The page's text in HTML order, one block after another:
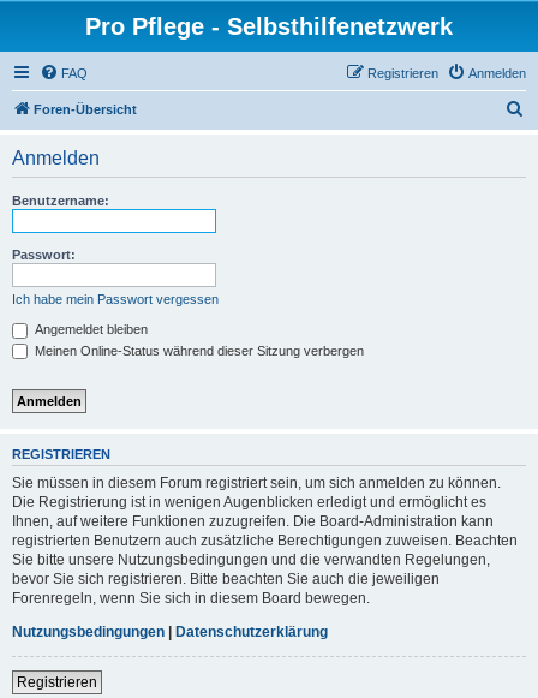
Pro Pflege - Selbsthilfenetzwerk
FAQ Anmelden
Registrieren
Foren-Übersicht
Anmelden
Benutzername:
Passwort:
Ich habe mein Passwort vergessen
Angemeldet bleiben
Meinen Online-Status während dieser Sitzung verbergen
REGISTRIEREN
Sie müssen in diesem Forum registriert sein, um sich anmelden zu können.
Die Registrierung ist in wenigen Augenblicken erledigt und ermöglicht es
Ihnen, auf weitere Funktionen zuzugreifen. Die Board-Administration kann
registrierten Benutzern auch zusätzliche Berechtigungen zuweisen. Beachten
Sie bitte unsere Nutzungsbedingungen und die verwandten Regelungen,
bevor Sie sich registrieren. Bitte beachten Sie auch die jeweiligen
Forenregeln, wenn Sie sich in diesem Board bewegen.
Nutzungsbedingungen | Datenschutzerklärung
Registrieren